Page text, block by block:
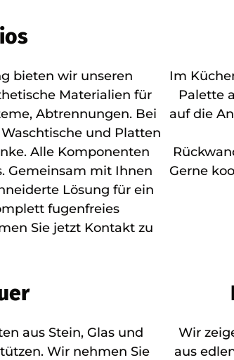
bieten wir unseren
Materialien für
Abtrennungen. Bei
und Platten
Alle Komponenten
Gemeinsam mit Ihnen
Lösung für ein
fugenfreies
Sie jetzt Kontakt zu
Im
Palette
auf die
Gerne
aus Stein, Glas und
Wir nehmen Sie
Wir
aus